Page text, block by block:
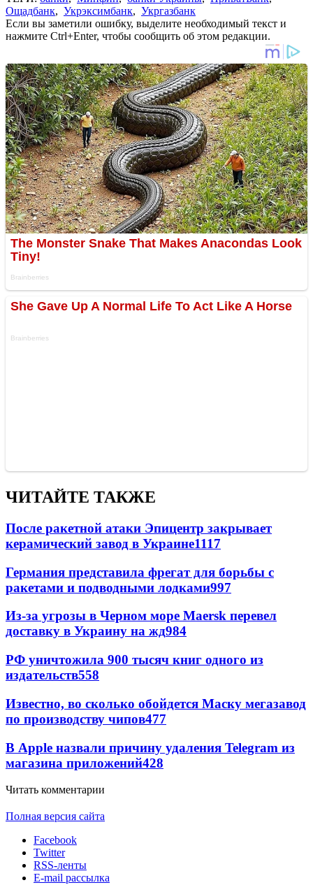
Ощадбанк, Укрэксимбанк, Укргазбанк
Если вы заметили ошибку, выделите необходимый текст и
нажмите Ctrl+Enter, чтобы сообщить об этом редакции.
ЧИТАЙТЕ ТАКЖЕ
После ракетной атаки Эпицентр закрывает
керамический завод в Украине1117
Германия представила фрегат для борьбы с
ракетами и подводными лодками997
Из-за угрозы в Черном море Maersk перевел
доставку в Украину на жд984
РФ уничтожила 900 тысяч книг одного из
издательств558
Известно, во сколько обойдется Маску мегазавод
по производству чипов477
В Apple назвали причину удаления Telegram из
магазина приложений428
Читать комментарии
Полная версия сайта
Facebook
Twitter
RSS-ленты
E-mail рассылка